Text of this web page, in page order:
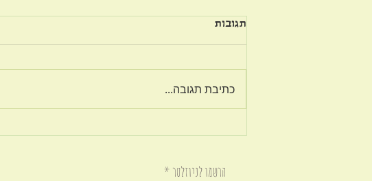
תגובות
כתיבת תגובה...
הרשמו לניוזלטר